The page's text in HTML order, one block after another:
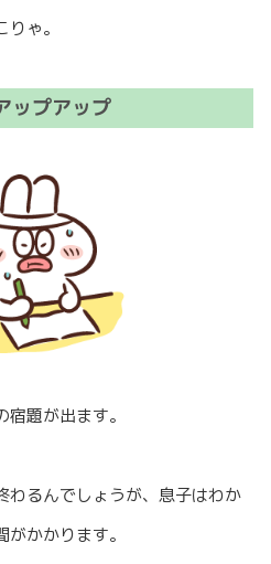
ゃ。
ップアップ
題が出ます。
わるんでしょうが、息子はわか
かかります。